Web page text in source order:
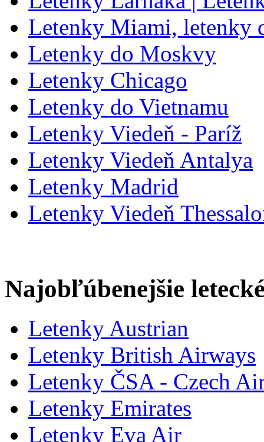
Letenky Miami, letenky
Letenky do Moskvy
Letenky Chicago
Letenky do Vietnamu
Letenky Viedeň - Paríž
Letenky Viedeň Antalya
Letenky Madrid
Letenky Viedeň
Najobľúbenejšie
Letenky Austrian
Letenky British Airways
Letenky ČSA - Czech
Letenky Emirates
Letenky Eva Air